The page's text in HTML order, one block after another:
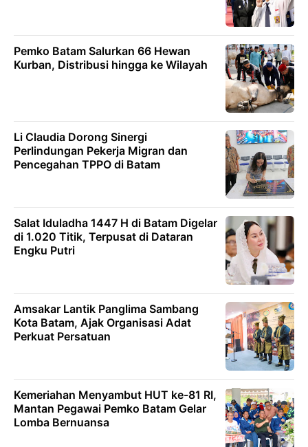
Pemko Batam Salurkan 66 Hewan
Kurban, Distribusi hingga ke Wilayah
Li Claudia Dorong Sinergi
Perlindungan Pekerja Migran dan
Pencegahan TPPO di Batam
Salat Iduladha 1447 H di Batam Digelar
di 1.020 Titik, Terpusat di Dataran
Engku Putri
Amsakar Lantik Panglima Sambang
Kota Batam, Ajak Organisasi Adat
Perkuat Persatuan
Kemeriahan Menyambut HUT ke-81 RI,
Mantan Pegawai Pemko Batam Gelar
Lomba Bernuansa